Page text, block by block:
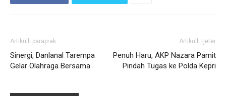
Artikulli paraprak
Sinergi, Danlanal Tarempa
Gelar Olahraga Bersama
Artikulli tjetër
Penuh Haru, AKP Nazara Pamit
Pindah Tugas ke Polda Kepri